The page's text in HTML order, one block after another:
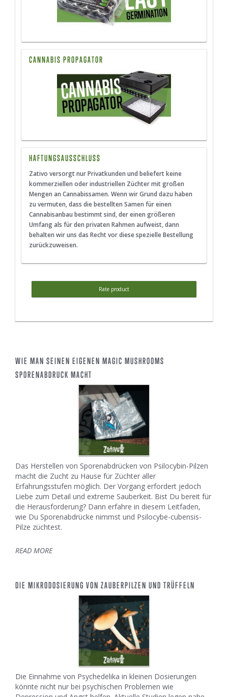
CANNABIS PROPAGATOR
HAFTUNGSAUSSCHLUSS
Zativo versorgt nur Privatkunden und beliefert keine
kommerziellen oder industriellen Züchter mit großen
Mengen an Cannabissamen. Wenn wir Grund dazu haben
zu vermuten, dass die bestellten Samen für einen
Cannabisanbau bestimmt sind, der einen größeren
Umfang als für den privaten Rahmen aufweist, dann
behalten wir uns das Recht vor diese spezielle Bestellung
zurückzuweisen.
Rate product
WIE MAN SEINEN EIGENEN MAGIC MUSHROOMS
SPORENABDRUCK MACHT
Das Herstellen von Sporenabdrücken von Psilocybin-Pilzen
macht die Zucht zu Hause für Züchter aller
Erfahrungsstufen möglich. Der Vorgang erfordert jedoch
Liebe zum Detail und extreme Sauberkeit. Bist Du bereit für
die Herausforderung? Dann erfahre in diesem Leitfaden,
wie Du Sporenabdrücke nimmst und Psilocybe-cubensis-
Pilze züchtest.
READ MORE
DIE MIKRODOSIERUNG VON ZAUBERPILZEN UND TRÜFFELN
Die Einnahme von Psychedelika in kleinen Dosierungen
könnte nicht nur bei psychischen Problemen wie